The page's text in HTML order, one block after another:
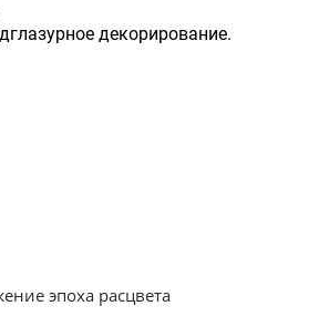
декорирование.
эпоха расцвета